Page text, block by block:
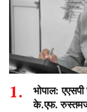
भोपाल:
के.एफ.